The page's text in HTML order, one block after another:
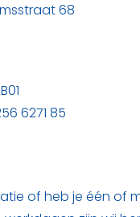
68
6271 85
of heb je één of